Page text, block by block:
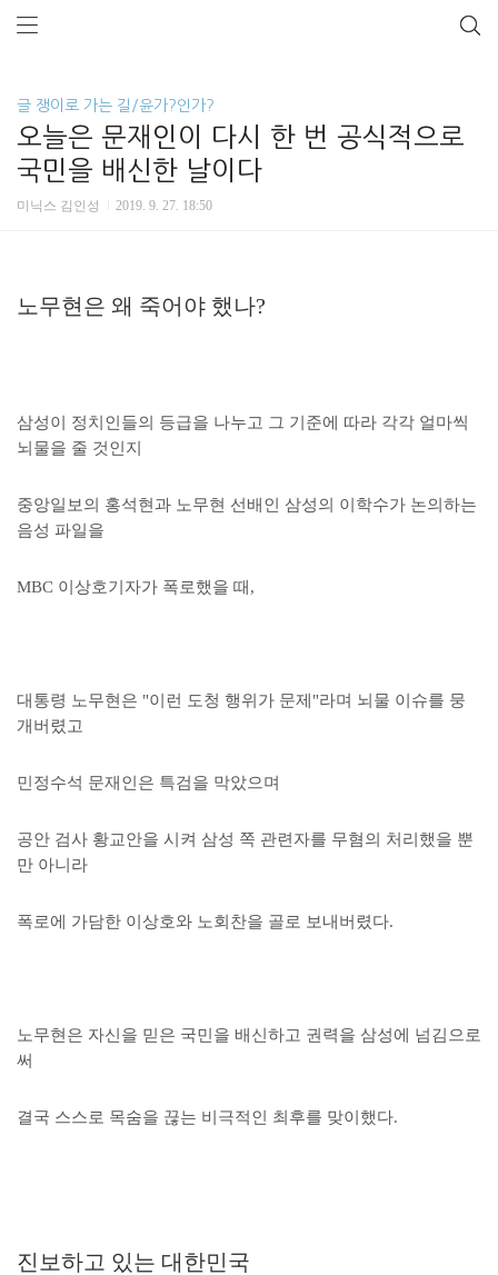
글 쟁이로 가는 길/윤가?인가?
오늘은 문재인이 다시 한 번 공식적으로
국민을 배신한 날이다
미닉스 김인성 2019. 9. 27. 18:50
노무현은 왜 죽어야 했나?
삼성이 정치인들의 등급을 나누고 그 기준에 따라 각각 얼마씩
뇌물을 줄 것인지
중앙일보의 홍석현과 노무현 선배인 삼성의 이학수가 논의하는
음성 파일을
MBC 이상호기자가 폭로했을 때,
대통령 노무현은 "이런 도청 행위가 문제"라며 뇌물 이슈를 뭉
개버렸고
민정수석 문재인은 특검을 막았으며
공안 검사 황교안을 시켜 삼성 쪽 관련자를 무혐의 처리했을 뿐
만 아니라
폭로에 가담한 이상호와 노회찬을 골로 보내버렸다.
노무현은 자신을 믿은 국민을 배신하고 권력을 삼성에 넘김으로
써
결국 스스로 목숨을 끊는 비극적인 최후를 맞이했다.
진보하고 있는 대한민국